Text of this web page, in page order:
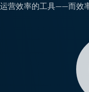
运营效率的工具——而效